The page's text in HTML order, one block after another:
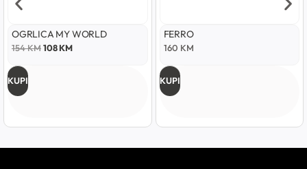
OGRLICA MY WORLD
154KM108KM
KUPI
FERRO
160 KM
KUPI